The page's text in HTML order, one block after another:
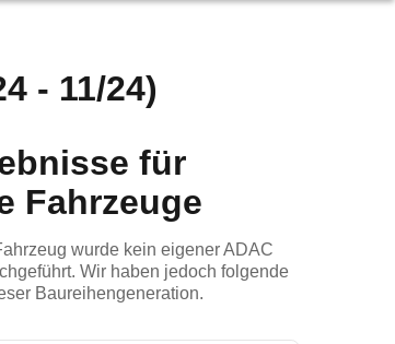
- 11/24)
für
Fahrzeuge
wurde kein eigener ADAC
Wir haben jedoch folgende
Baureihengeneration.